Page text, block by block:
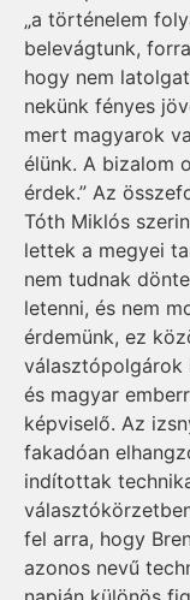
„a történelem
belevágtunk,
hogy nem
nekünk fényes
mert magyarok
élünk. A bizalom
érdek.” Az
Tóth Miklós
lettek a megyei
nem tudnak
letenni, és nem
érdemünk, ez
választópolgárok
és magyar
képviselő. Az
fakadóan
indítottak
fel arra, hogy
azonos nevű